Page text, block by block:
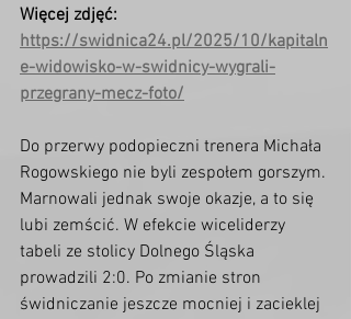
Więcej zdjęć:
https://swidnica24.pl/2025/10/kapitaln
e-widowisko-w-swidnicy-wygrali-
przegrany-mecz-foto/
Do przerwy podopieczni trenera Michała
Rogowskiego nie byli zespołem gorszym.
Marnowali jednak swoje okazje, a to się
lubi zemścić. W efekcie wiceliderzy
tabeli ze stolicy Dolnego Śląska
prowadzili 2:0. Po zmianie stron
świdniczanie jeszcze mocniej i zacieklej